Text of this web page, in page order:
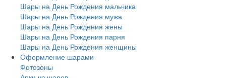
Шары на День Рождения мальчика
Шары на День Рождения мужа
Шары на День Рождения жены
Шары на День Рождения парня
Шары на День Рождения женщины
Оформление шарами
Фотозоны